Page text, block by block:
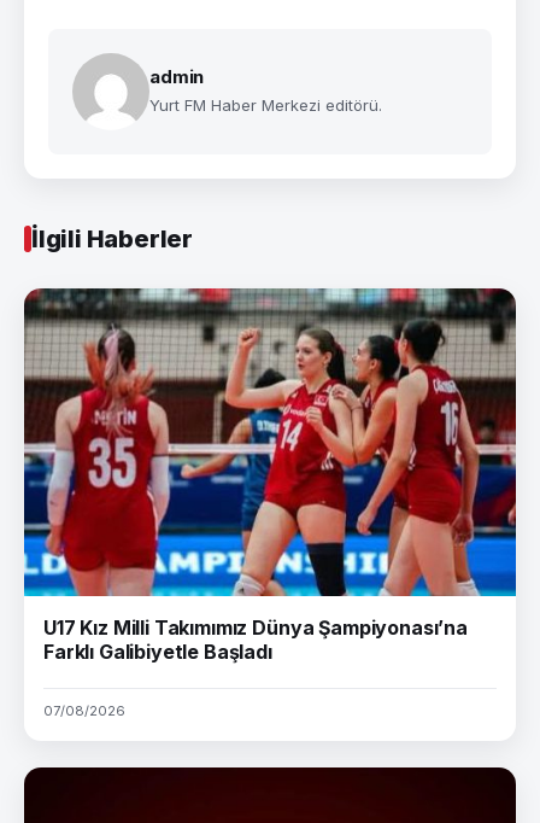
admin
Yurt FM Haber Merkezi editörü.
İlgili Haberler
U17 Kız Milli Takımımız Dünya Şampiyonası’na
Farklı Galibiyetle Başladı
07/08/2026